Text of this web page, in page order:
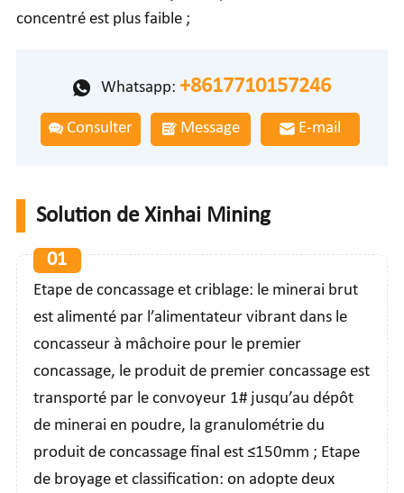
concentré est plus faible ;
Whatsapp: +8617710157246
Consulter Message E-mail
Solution de Xinhai Mining
01
Etape de concassage et criblage: le minerai brut
est alimenté par l’alimentateur vibrant dans le
concasseur à mâchoire pour le premier
concassage, le produit de premier concassage est
transporté par le convoyeur 1# jusqu’au dépôt
de minerai en poudre, la granulométrie du
produit de concassage final est ≤150mm ; Etape
de broyage et classification: on adopte deux